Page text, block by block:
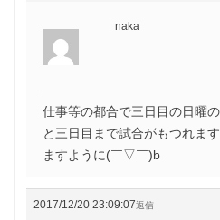
naka
仕事等の都合で三日目の日曜
と三日目まで試合がもつれま
ますように(￣▽￣)b
2017/12/20 23:09:07返信